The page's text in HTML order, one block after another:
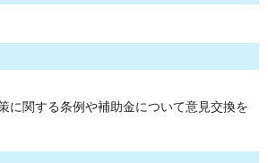
に関する条例や補助金について意見交換を